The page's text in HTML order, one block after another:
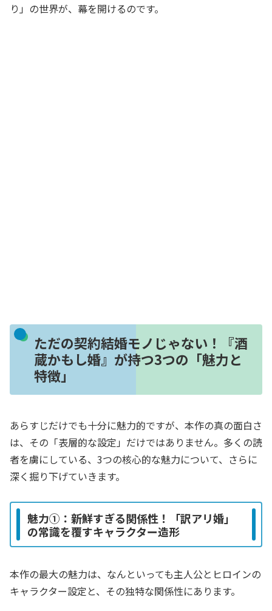
り」の世界が、幕を開けるのです。
ただの契約結婚モノじゃない！『酒
蔵かもし婚』が持つ3つの「魅力と
特徴」
あらすじだけでも十分に魅力的ですが、本作の真の面白さ
は、その「表層的な設定」だけではありません。多くの読
者を虜にしている、3つの核心的な魅力について、さらに
深く掘り下げていきます。
魅力①：新鮮すぎる関係性！「訳アリ婚」
の常識を覆すキャラクター造形
本作の最大の魅力は、なんといっても主人公とヒロインの
キャラクター設定と、その独特な関係性にあります。